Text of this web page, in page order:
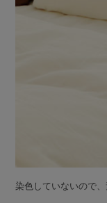
染色していないので